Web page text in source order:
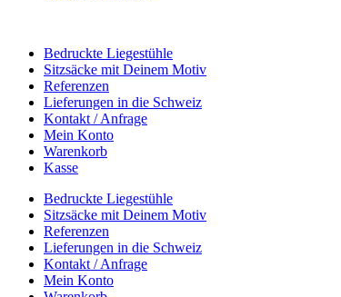
Bedruckte Liegestühle
Sitzsäcke mit Deinem Motiv
Referenzen
Lieferungen in die Schweiz
Kontakt / Anfrage
Mein Konto
Warenkorb
Kasse
Bedruckte Liegestühle
Sitzsäcke mit Deinem Motiv
Referenzen
Lieferungen in die Schweiz
Kontakt / Anfrage
Mein Konto